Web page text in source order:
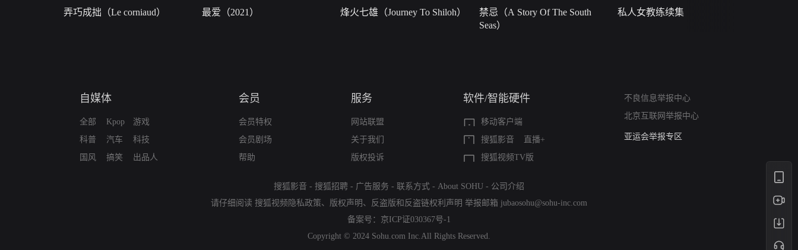
弄巧成拙（Le corniaud） 最爱（2021） 烽火七雄（Journey To Shiloh）
禁忌（A Story Of The South
Seas）
私人女教练续集
自媒体
全部
科普
国风
Kpop
汽车
搞笑
游戏
科技
出品人
会员
会员特权
会员剧场
帮助
服务
网站联盟
关于我们
版权投诉
软件/智能硬件
移动客户端
搜狐影音
直播+
搜狐视频TV版
不良信息举报中心
北京互联网举报中心
算法推荐专项举报
亚运会举报专区
搜狐影音 - 搜狐招聘 - 广告服务 - 联系方式 - About SOHU - 公司介绍
请仔细阅读 搜狐视频隐私政策、 版权声明 、 反盗版和反盗链权利声明 举报邮箱 jubaosohu@sohu-inc.com
备案号： 京ICP证030367号-1
Copyright © 2024 Sohu.com Inc.All Rights Reserved.